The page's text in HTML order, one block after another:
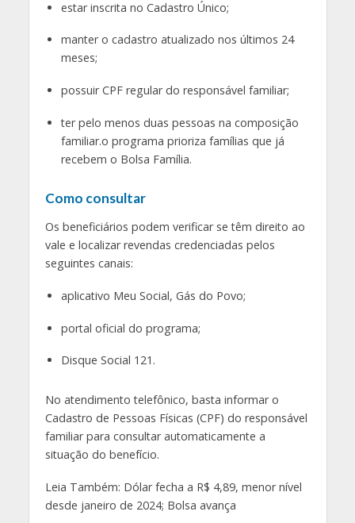
estar inscrita no Cadastro Único;
manter o cadastro atualizado nos últimos 24
meses;
possuir CPF regular do responsável familiar;
ter pelo menos duas pessoas na composição
familiar.o programa prioriza famílias que já
recebem o Bolsa Família.
Como consultar
Os beneficiários podem verificar se têm direito ao
vale e localizar revendas credenciadas pelos
seguintes canais:
aplicativo Meu Social, Gás do Povo;
portal oficial do programa;
Disque Social 121.
No atendimento telefônico, basta informar o
Cadastro de Pessoas Físicas (CPF) do responsável
familiar para consultar automaticamente a
situação do benefício.
Leia Também: Dólar fecha a R$ 4,89, menor nível
desde janeiro de 2024; Bolsa avança